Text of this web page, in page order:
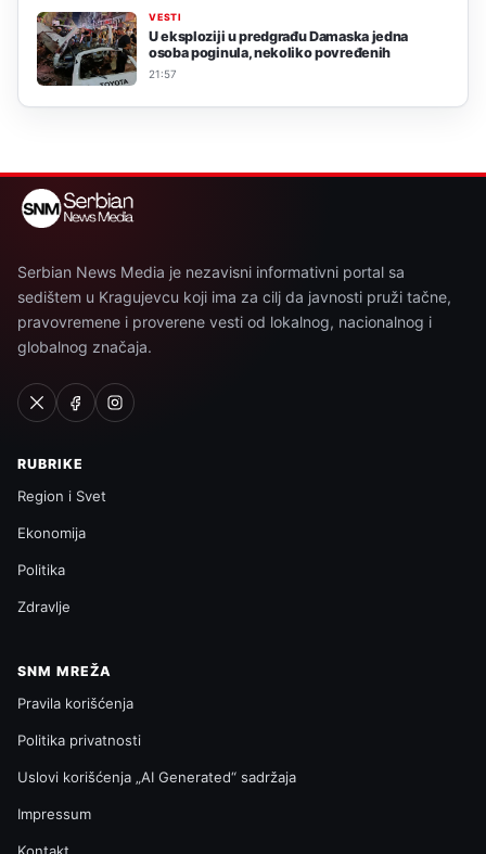
VESTI
U eksploziji u predgrađu Damaska jedna
osoba poginula, nekoliko povređenih
21:57
Serbian News Media je nezavisni informativni portal sa
sedištem u Kragujevcu koji ima za cilj da javnosti pruži tačne,
pravovremene i proverene vesti od lokalnog, nacionalnog i
globalnog značaja.
RUBRIKE
Region i Svet
Ekonomija
Politika
Zdravlje
SNM MREŽA
Pravila korišćenja
Politika privatnosti
Uslovi korišćenja „AI Generated“ sadržaja
Impressum